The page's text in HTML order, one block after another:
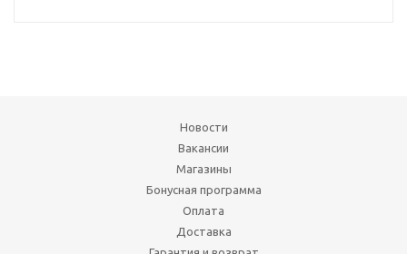
Новости
Вакансии
Магазины
Бонусная программа
Оплата
Доставка